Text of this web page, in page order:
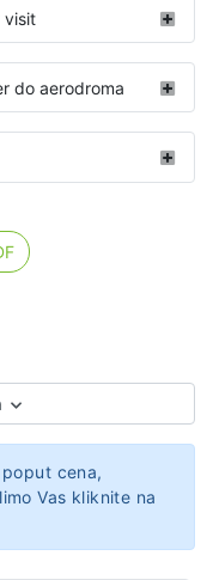
visit
do aerodroma
cena,
Vas kliknite na